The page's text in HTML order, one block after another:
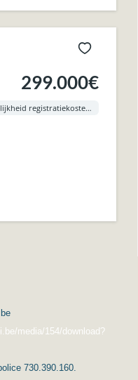
299.000€
Mogelijkheid registratiekosten aan 3% !
media/154/download?
730.390.160.